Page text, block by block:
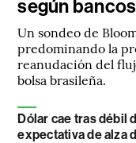
según
Un sondeo de
predominando la
reanudación del
bolsa brasileña.
Dólar cae tras débil
expectativa de alza